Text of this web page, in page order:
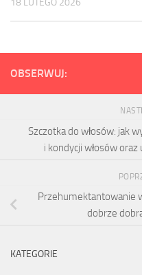
OBSERWUJ:
Szczotka do włosów: jak
i kondycji włosów
Przehumektantowanie
dobrze
KATEGORIE